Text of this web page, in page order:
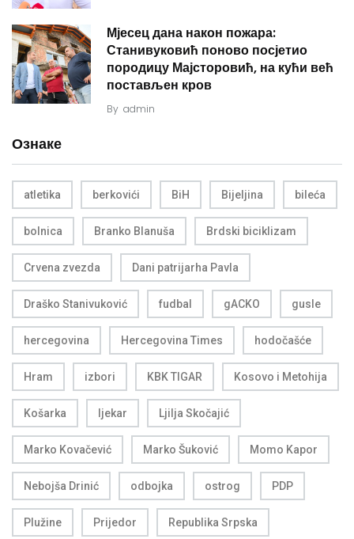
Мјесец дана након пожара:
Станивуковић поново посјетио
породицу Мајсторовић, на кући већ
постављен кров
By admin
Ознаке
atletika berkovići BiH Bijeljina bileća
bolnica Branko Blanuša Brdski biciklizam
Crvena zvezda Dani patrijarha Pavla
Draško Stanivuković fudbal gACKO gusle
hercegovina Hercegovina Times hodočašće
Hram izbori KBK TIGAR Kosovo i Metohija
Košarka ljekar Ljilja Skočajić
Marko Kovačević Marko Šuković Momo Kapor
Nebojša Drinić odbojka ostrog PDP
Plužine Prijedor Republika Srpska